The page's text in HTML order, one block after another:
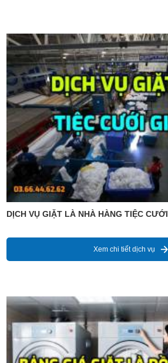
DỊCH VỤ GIẶT LÀ NHÀ HÀNG TIỆC CƯỚI
Xem chi tiết dịch vụ